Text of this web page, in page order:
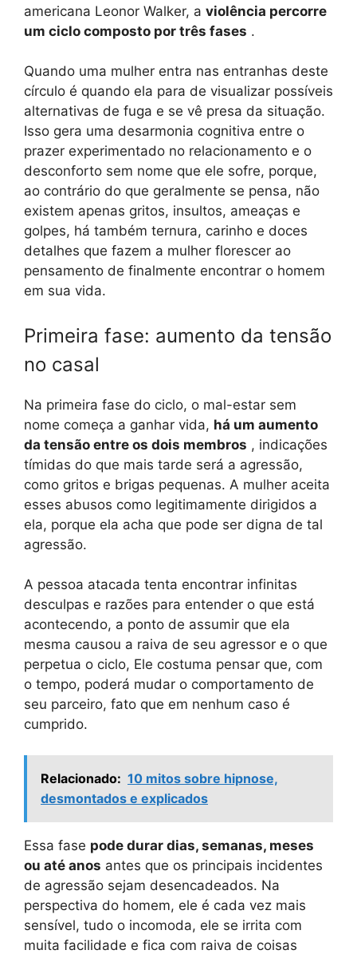
americana Leonor Walker, a violência percorre
um ciclo composto por três fases .
Quando uma mulher entra nas entranhas deste
círculo é quando ela para de visualizar possíveis
alternativas de fuga e se vê presa da situação.
Isso gera uma desarmonia cognitiva entre o
prazer experimentado no relacionamento e o
desconforto sem nome que ele sofre, porque,
ao contrário do que geralmente se pensa, não
existem apenas gritos, insultos, ameaças e
golpes, há também ternura, carinho e doces
detalhes que fazem a mulher florescer ao
pensamento de finalmente encontrar o homem
em sua vida.
Primeira fase: aumento da tensão
no casal
Na primeira fase do ciclo, o mal-estar sem
nome começa a ganhar vida, há um aumento
da tensão entre os dois membros , indicações
tímidas do que mais tarde será a agressão,
como gritos e brigas pequenas. A mulher aceita
esses abusos como legitimamente dirigidos a
ela, porque ela acha que pode ser digna de tal
agressão.
A pessoa atacada tenta encontrar infinitas
desculpas e razões para entender o que está
acontecendo, a ponto de assumir que ela
mesma causou a raiva de seu agressor e o que
perpetua o ciclo, Ele costuma pensar que, com
o tempo, poderá mudar o comportamento de
seu parceiro, fato que em nenhum caso é
cumprido.
Relacionado: 10 mitos sobre hipnose,
desmontados e explicados
Essa fase pode durar dias, semanas, meses
ou até anos antes que os principais incidentes
de agressão sejam desencadeados. Na
perspectiva do homem, ele é cada vez mais
sensível, tudo o incomoda, ele se irrita com
muita facilidade e fica com raiva de coisas